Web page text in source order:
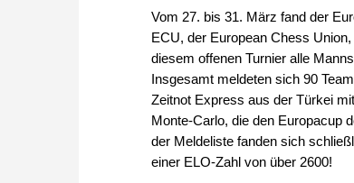
Vom 27. bis 31. März fand der
ECU, der European Chess
diesem offenen Turnier alle
Insgesamt meldeten sich 90
Zeitnot Express aus der Türkei
Monte-Carlo, die den Europacup
der Meldeliste fanden sich
einer ELO-Zahl von über 2600!